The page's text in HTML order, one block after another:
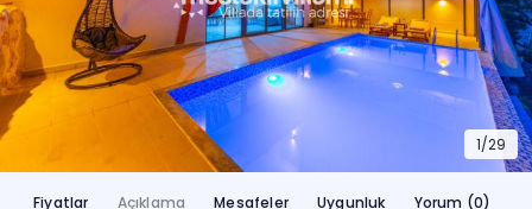
1/29
Fiyatlar Açıklama Mesafeler Uygunluk Yorum (0)